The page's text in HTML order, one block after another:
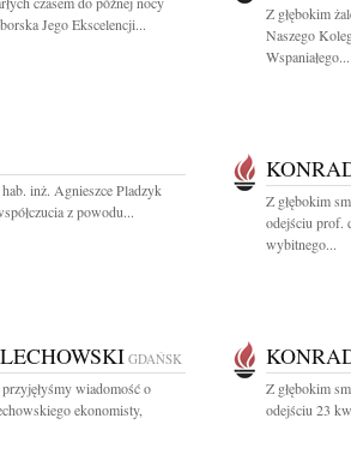
Jego Ekscelencji...
Z głębokim
Naszego
Wspaniałego...
inż. Agnieszce Pladzyk
z powodu...
Z głębokim
odejściu prof.
wybitnego...
GDAŃSK
wiadomość o
ekonomisty,
Z głębokim
odejściu 23